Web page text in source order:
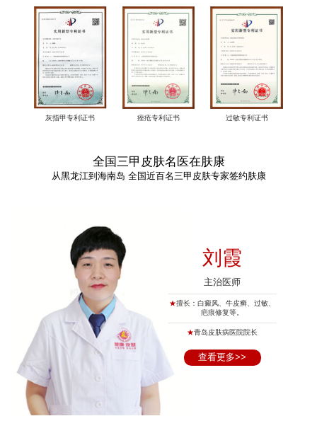
灰指甲专利证书 痤疮专利证书 过敏专利证书
全国三甲皮肤名医在肤康
从黑龙江到海南岛 全国近百名三甲皮肤专家签约肤康
刘霞
主治医师
★擅长：白癜风、牛皮癣、过敏、
疤痕修复等。
★青岛皮肤病医院院长
查看更多>>